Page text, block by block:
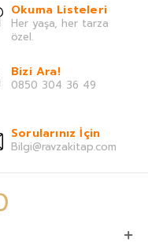
Okuma Listeleri
Her yaşa, her tarza
özel.
Bizi Ara!
0850 304 36 49
Sorularınız İçin
Bilgi@ravzakitap.com